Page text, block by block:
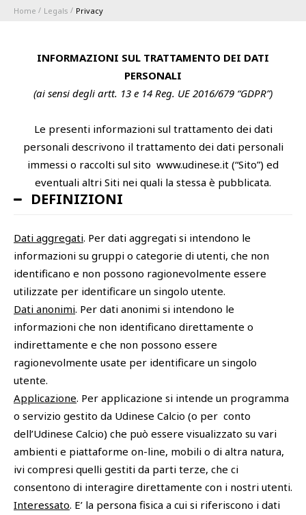
Coppa Italia
Calendari e Risultati
Classifiche
CLUB
Udinese Academy
Cattedra Universidad Europea
BLUENERGY STADIUM
SPONSORS
TEAMS
SHOP
Home Legals Privacy
INFORMAZIONI SUL TRATTAMENTO DEI DATI
PERSONALI
(ai sensi degli artt. 13 e 14 Reg. UE 2016/679 “GDPR”)
Le presenti informazioni sul trattamento dei dati
personali descrivono il trattamento dei dati personali
immessi o raccolti sul sito www.udinese.it (“Sito”) ed
eventuali altri Siti nei quali la stessa è pubblicata.
DEFINIZIONI
Dati aggregati. Per dati aggregati si intendono le
informazioni su gruppi o categorie di utenti, che non
identificano e non possono ragionevolmente essere
utilizzate per identificare un singolo utente.
Dati anonimi. Per dati anonimi si intendono le
informazioni che non identificano direttamente o
indirettamente e che non possono essere
ragionevolmente usate per identificare un singolo
utente.
Applicazione. Per applicazione si intende un programma
o servizio gestito da Udinese Calcio (o per conto
dell’Udinese Calcio) che può essere visualizzato su vari
ambienti e piattaforme on-line, mobili o di altra natura,
ivi compresi quelli gestiti da parti terze, che ci
consentono di interagire direttamente con i nostri utenti.
Interessato. E’ la persona fisica a cui si riferiscono i dati